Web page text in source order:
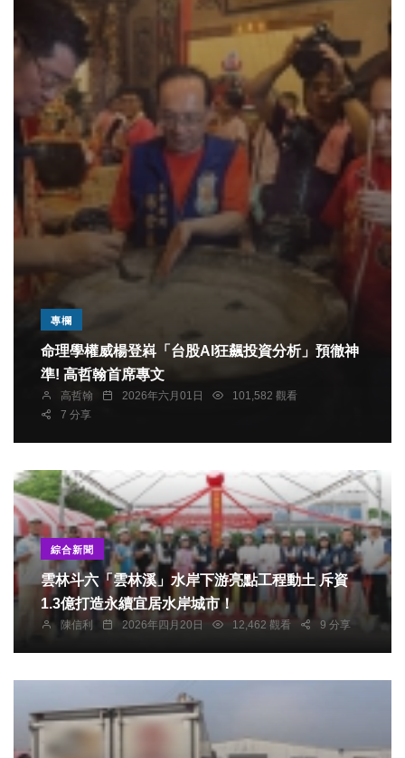
專欄
命理學權威楊登嵙「台股AI狂飆投資分析」預徹神
準! 高哲翰首席專文
高哲翰 2026年六月01日
101,582 觀看
7 分享
綜合新聞
雲林斗六「雲林溪」水岸下游亮點工程動土 斥資
1.3億打造永續宜居水岸城市！
陳信利 2026年四月20日 12,462 觀看 9 分享